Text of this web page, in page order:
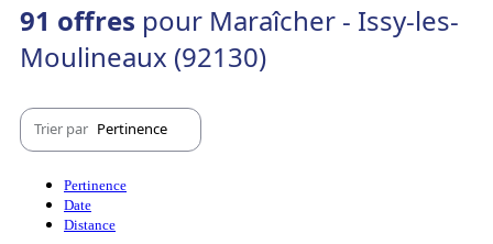
91 offres pour Maraîcher - Issy-les-
Moulineaux (92130)
Trier par Pertinence
Pertinence
Date
Distance